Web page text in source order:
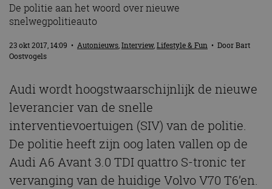
De politie aan het woord over nieuwe
snelwegpolitieauto
23 okt 2017, 14:09 • Autonieuws,Interview,Lifestyle & Fun • DoorBart
Oostvogels
Audi wordt hoogstwaarschijnlijk de nieuwe
leverancier van de snelle
interventievoertuigen (SIV) van de politie.
De politie heeft zijn oog laten vallen op de
Audi A6 Avant 3.0 TDI quattro S-tronic ter
vervanging van de huidige Volvo V70 T6’en.